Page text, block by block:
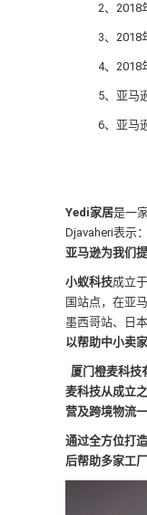
2、2018年
3、2018年
4、2018年
5、亚马逊
6、亚马逊会
Yedi家居是一
Djavaheri表示
亚马逊为我们
小蚁科技成立
国站点，在亚
墨西哥站、日
以帮助中小卖
厦门橙麦科技
麦科技从成立
营及跨境物流
通过全方位打
后帮助多家工